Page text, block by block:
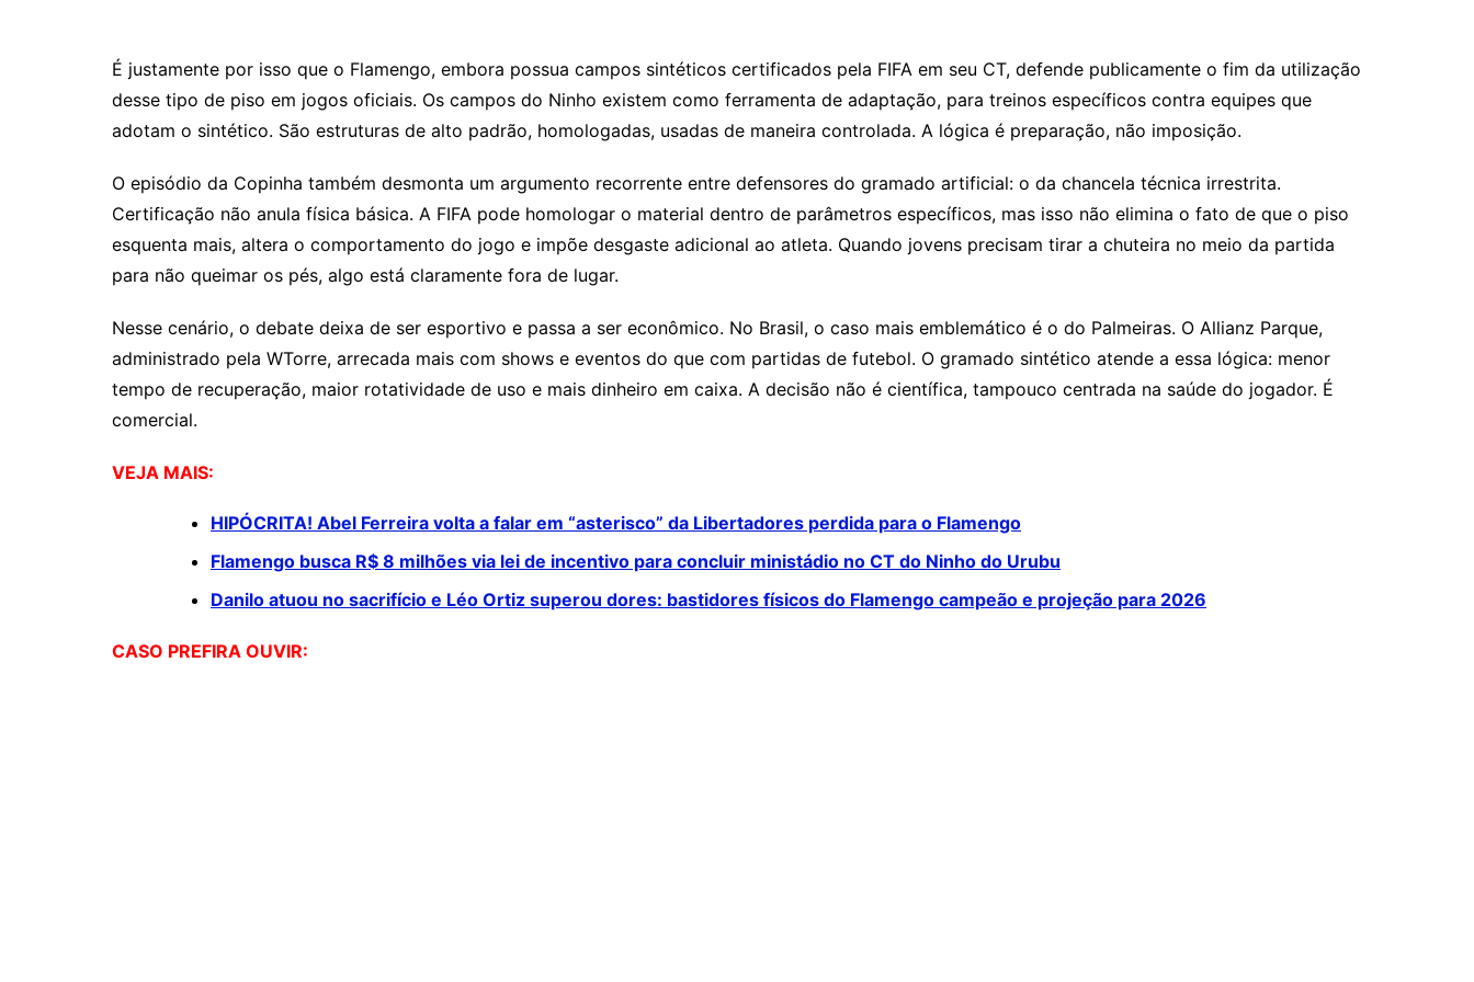
É justamente por isso que o Flamengo, embora possua campos sintéticos certificados pela FIFA em seu CT, defende publicamente o fim da utilização
desse tipo de piso em jogos oficiais. Os campos do Ninho existem como ferramenta de adaptação, para treinos específicos contra equipes que
adotam o sintético. São estruturas de alto padrão, homologadas, usadas de maneira controlada. A lógica é preparação, não imposição.
O episódio da Copinha também desmonta um argumento recorrente entre defensores do gramado artificial: o da chancela técnica irrestrita.
Certificação não anula física básica. A FIFA pode homologar o material dentro de parâmetros específicos, mas isso não elimina o fato de que o piso
esquenta mais, altera o comportamento do jogo e impõe desgaste adicional ao atleta. Quando jovens precisam tirar a chuteira no meio da partida
para não queimar os pés, algo está claramente fora de lugar.
Nesse cenário, o debate deixa de ser esportivo e passa a ser econômico. No Brasil, o caso mais emblemático é o do Palmeiras. O Allianz Parque,
administrado pela WTorre, arrecada mais com shows e eventos do que com partidas de futebol. O gramado sintético atende a essa lógica: menor
tempo de recuperação, maior rotatividade de uso e mais dinheiro em caixa. A decisão não é científica, tampouco centrada na saúde do jogador. É
comercial.
VEJA MAIS:
HIPÓCRITA! Abel Ferreira volta a falar em “asterisco” da Libertadores perdida para o Flamengo
Flamengo busca R$ 8 milhões via lei de incentivo para concluir ministádio no CT do Ninho do Urubu
Danilo atuou no sacrifício e Léo Ortiz superou dores: bastidores físicos do Flamengo campeão e projeção para 2026
CASO PREFIRA OUVIR: